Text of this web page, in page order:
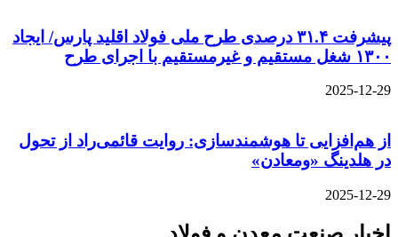
پیشرفت ۳۱.۴ درصدی طرح ملی فولاد اقلید پارس/ ایجاد
۱۳۰۰ شغل مستقیم و غیرمستقیم با اجرای طرح
2025-12-29
از هم‌افزایی تا هوشمندسازی: روایت قائمی‌راد از تحول
در هلدینگ «ومعادن»
2025-12-29